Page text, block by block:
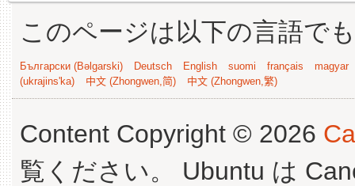
このページは以下の言語で
Български (Bəlgarski) Deutsch English suomi français
magyar
(ukrajins'ka)
中文 (Zhongwen,简) 中文 (Zhongwen,繁)
Content Copyright © 2026
覧ください。 Ubuntu は